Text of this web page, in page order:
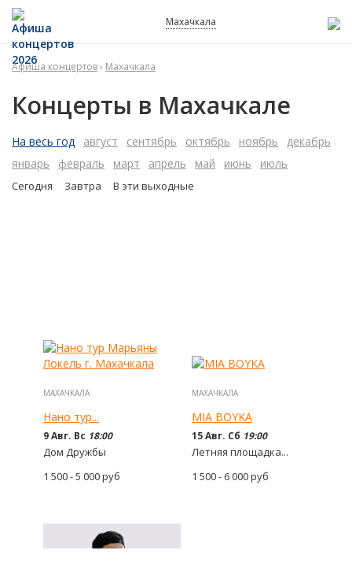
Махачкала
Афиша концертов› Махачкала
Концерты в Махачкале
На весь год август сентябрь октябрь ноябрь
декабрь
январь
февраль март апрель май июнь июль
Сегодня Завтра В эти выходные
МАХАЧКАЛА
Нано тур...
9 Авг. Вс 18:00
Дом Дружбы
1 500 - 5 000руб
МАХАЧКАЛА
MIA BOYKA
15 Авг. Сб 19:00
Летняя площадка...
1 500 - 6 000руб